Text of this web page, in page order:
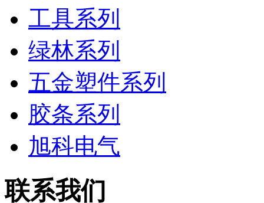
工具系列
绿林系列
五金塑件系列
胶条系列
旭科电气
联系我们